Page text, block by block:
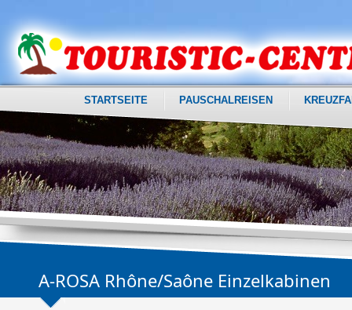
STARTSEITE PAUSCHALREISEN
A-ROSA Rhône/Saône Einzelkabinen